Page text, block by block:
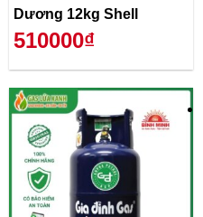
Dương 12kg Shell
510000₫